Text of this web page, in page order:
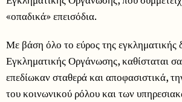
«οπαδικά» επεισόδια.
Με βάση όλο το εύρος της εγκληματικής
Εγκληματικής Οργάνωσης, καθίσταται
επεδίωκαν σταθερά και αποφασιστικά,
του κοινωνικού ρόλου και των